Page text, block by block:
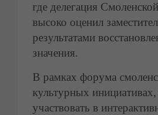
где делегация
высоко оценил
результатами
значения.
В рамках форума
культурных
участвовать в